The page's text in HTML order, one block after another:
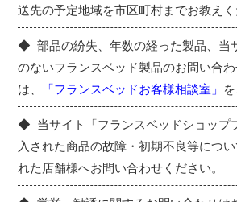
送先の予定地域を市区町村までお教えく
部品の紛失、年数の経った製品、当
のないフランスベッド製品のお問い合
は、
「フランスベッドお客様相談室」
当サイト「フランスベッドショップ
入された商品の故障・初期不良等につ
れた店舗様へお問い合わせください。